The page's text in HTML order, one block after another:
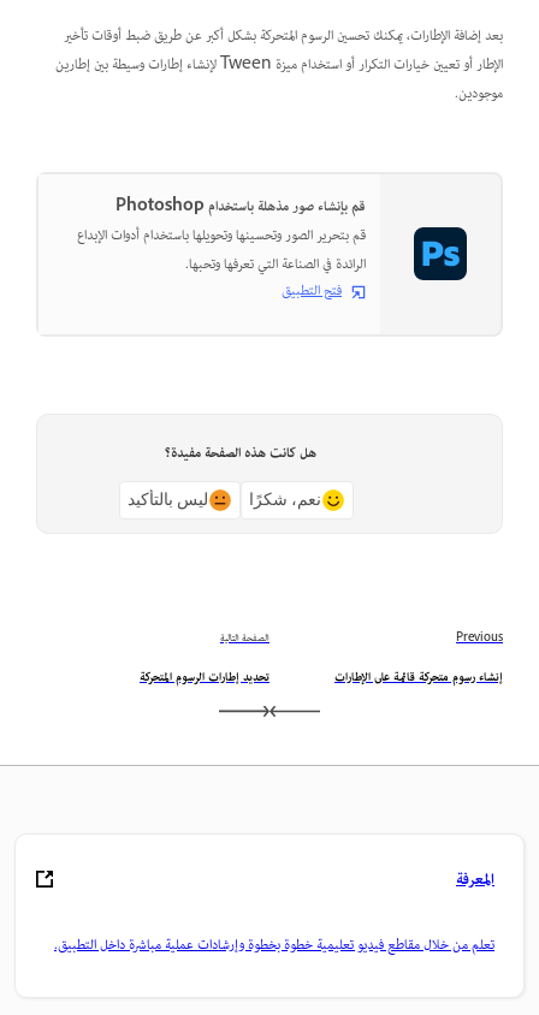
بعد إضافة الإطارات، يمكنك تحسين الرسوم المتحركة بشكل أكبر عن طريق ضبط أوقات تأخير
الإطار أو تعيين خيارات التكرار أو استخدام ميزة Tween لإنشاء إطارات وسيطة بين إطارين
موجودين.
قم بإنشاء صور مذهلة باستخدام Photoshop
قم بتحرير الصور وتحسينها وتحويلها باستخدام أدوات الإبداع
الرائدة في الصناعة التي تعرفها وتحبها.
فتح التطبيق
هل كانت هذه الصفحة مفيدة؟
نعم، شكرًا ليس بالتأكيد
Previous
إنشاء رسوم متحركة قائمة على الإطارات
الصفحة التالية
تحديد إطارات الرسوم المتحركة
المعرفة
تعلم من خلال مقاطع فيديو تعليمية خطوة بخطوة وإرشادات عملية مباشرة داخل التطبيق.